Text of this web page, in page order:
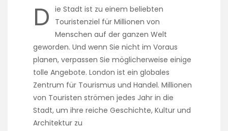
D ie Stadt ist zu einem beliebten
Touristenziel für Millionen von
Menschen auf der ganzen Welt
geworden. Und wenn Sie nicht im Voraus
planen, verpassen Sie möglicherweise einige
tolle Angebote. London ist ein globales
Zentrum für Tourismus und Handel. Millionen
von Touristen strömen jedes Jahr in die
Stadt, um ihre reiche Geschichte, Kultur und
Architektur zu